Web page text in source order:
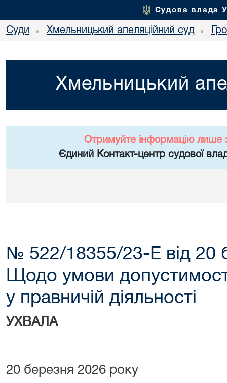
Судова влада
Суди • Хмельницький апеляційний суд •
Хмельницький
Отримуйте інформацію лише
Єдиний Контакт-центр судової
№ 522/18355/23-Е від 20
Щодо умови
у правничій діяльності
УХВАЛА
20 березня 2026 року